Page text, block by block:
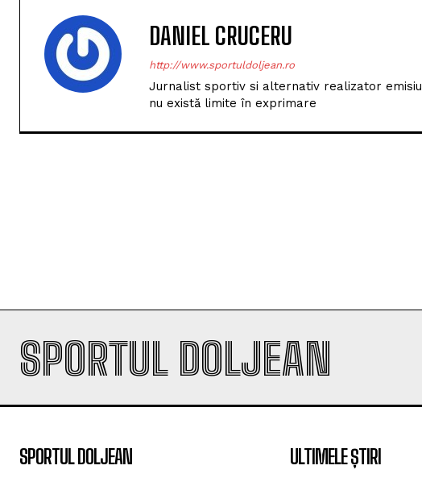
DANIEL CRUCERU
http://www.sportuldoljean.ro
Jurnalist sportiv si alternativ realizator
nu există limite în exprimare
SPORTUL DOLJEAN
SPORTUL DOLJEAN ULTIMELE ȘTIRI